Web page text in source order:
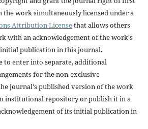
work simultaneously licensed under a
Attribution Licensethat allows others
with an acknowledgement of the work's
publication in this journal.
to enter into separate, additional
for the non-exclusive
journal's published version of the work
institutional repository or publish it in a
of its initial publication in